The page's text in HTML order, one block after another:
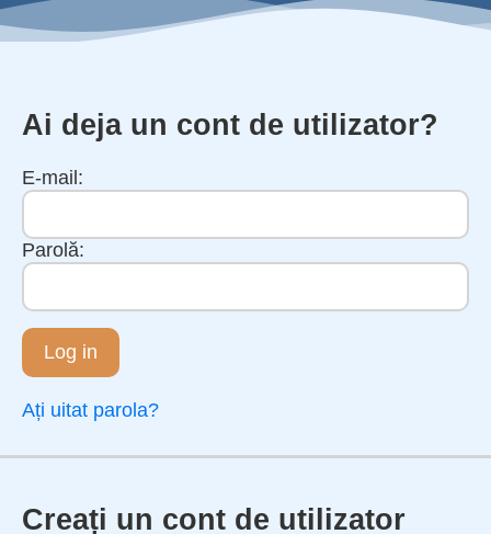
Ai deja un cont de utilizator?
E-mail:
Parolă:
Log in
Ați uitat parola?
Creați un cont de utilizator